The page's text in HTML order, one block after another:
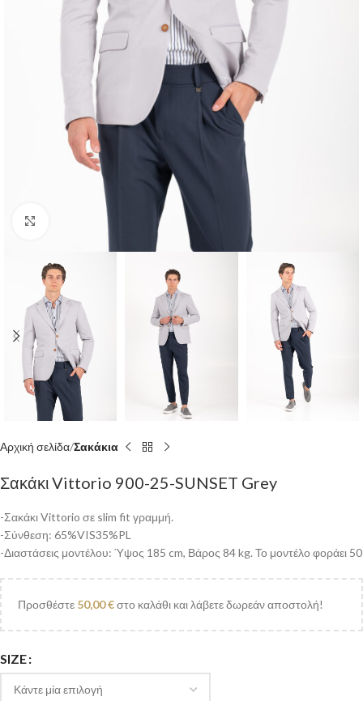
Κλικ για μεγέθυνση
Αρχική σελίδα Σακάκια
Σακάκι Vittorio 900-25-SUNSET Grey
-Σακάκι Vittorio σε slim fit γραμμή.
-Σύνθεση: 65%VIS35%PL
-Διαστάσεις μοντέλου: Ύψος 185 cm, Βάρος 84 kg. Το μοντέλο φοράει 50
Προσθέστε 50,00€στο καλάθι και λάβετε δωρεάν αποστολή!
SIZE